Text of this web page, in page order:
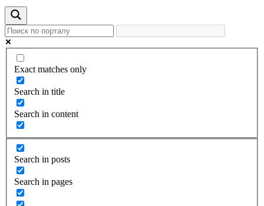
Exact matches only
Search in title
Search in content
Search in posts
Search in pages